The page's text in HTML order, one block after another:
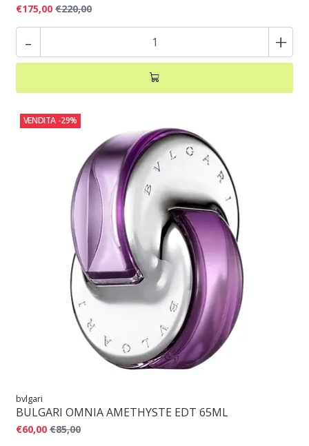
€175,00 €220,00
- +
VENDITA -29%
bvlgari
BULGARI OMNIA AMETHYSTE EDT 65ML
€60,00 €85,00